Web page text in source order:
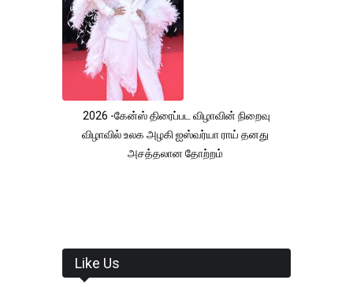
2026 -கேன்ஸ் திரைப்பட விழாவின் நிறைவு
விழாவில் உலக அழகி ஐஸ்வர்யா ராய் தனது
அசத்தலான தோற்றம்
Like Us